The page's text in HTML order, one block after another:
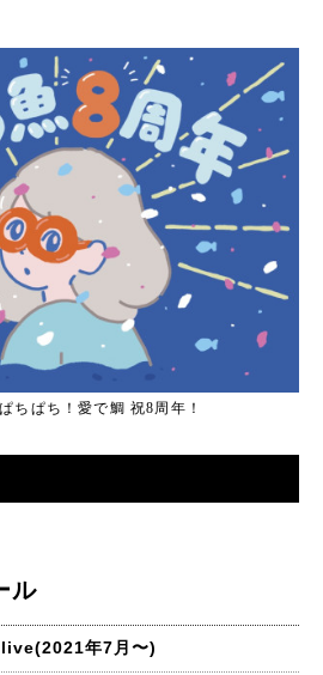
ちぱち！愛で鯛 祝8周年！
ル
年7月〜)